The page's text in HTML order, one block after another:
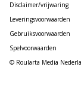
Disclaimer/vrijwaring
Leveringsvoorwaarden
Gebruiksvoorwaarden
Spelvoorwaarden
© Roularta Media